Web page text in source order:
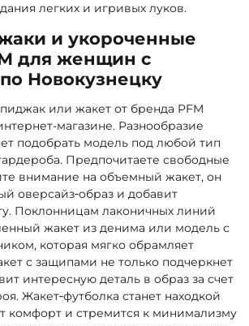
легких и игривых луков.
и укороченные
для женщин с
Новокузнецку
или жакет от бренда PFM
магазине. Разнообразие
подобрать модель под любой тип
Предпочитаете свободные
внимание на объемный жакет, он
оверсайз‑образ и добавит
Поклонницам лаконичных линий
жакет из денима или модель с
которая мягко обрамляет
с защипами не только подчеркнет
интересную деталь в образ за счет
Жакет‑футболка станет находкой
комфорт и стремится к минимализму